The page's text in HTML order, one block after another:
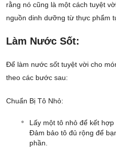
rằng nó cũng là một cách tuyệt
nguồn dinh dưỡng từ thực phẩm
Làm Nước Sốt:
Để làm nước sốt tuyệt vời cho
theo các bước sau:
Chuẩn Bị Tô Nhỏ:
Lấy một tô nhỏ để kết
Đảm bảo tô đủ rộng để
phần.